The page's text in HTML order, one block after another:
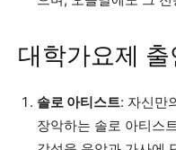
대학가요제 출
솔로 아티스트: 자신만
장악하는 솔로 아티스